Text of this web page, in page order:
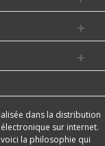
dans la distribution
sur internet.
la philosophie qui